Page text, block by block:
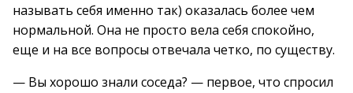
называть себя именно так) оказалась более чем
нормальной. Она не просто вела себя спокойно,
еще и на все вопросы отвечала четко, по существу.
— Вы хорошо знали соседа? — первое, что спросил